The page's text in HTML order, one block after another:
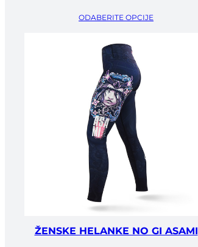
ODABERITE OPCIJE
ŽENSKE HELANKE NO GI ASAMI